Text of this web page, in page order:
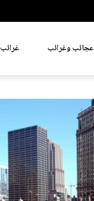
عجائب وغرائب غرائب